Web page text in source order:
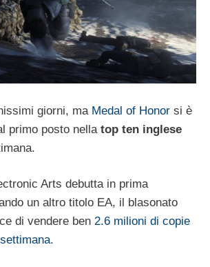
giorni, ma Medal of Honor si è
primo posto nellatop ten inglese
Arts debutta in prima
un altro titolo EA, il blasonato
di vendere ben 2.6 milioni di copie
.